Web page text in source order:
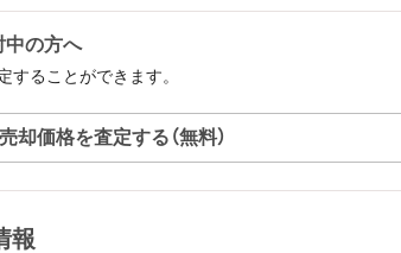
中の方へ
することができます。
却価格を査定する（無料）
報